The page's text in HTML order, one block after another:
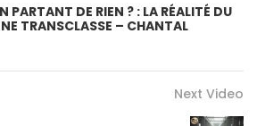
PARTANT DE RIEN ? : LA RÉALITÉ DU
TRANSCLASSE – CHANTAL
Next Video